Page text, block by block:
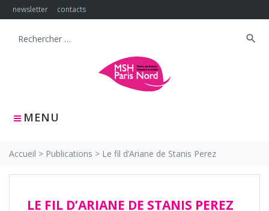
Skip
to
newsletter contacts
MENU
Search
search
Accueil > Publications > Le fil d’Ariane de Stanis Perez
LE FIL D’ARIANE DE STANIS PEREZ